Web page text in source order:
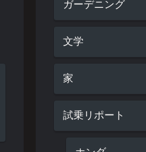
ガーデニング
文学
家
試乗リポート